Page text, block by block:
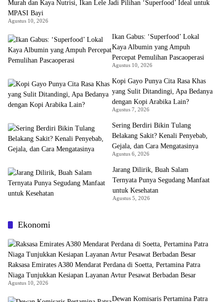
Murah dan Kaya Nutrisi, Ikan Lele Jadi Pilihan ‘Superfood’ Ideal untuk
MPASI Bayi
Agustus 10, 2026
Ikan Gabus: ‘Superfood’ Lokal
Kaya Albumin yang Ampuh
Percepat Pemulihan Pascaoperasi
Agustus 10, 2026
Kopi Gayo Punya Cita Rasa Khas
yang Sulit Ditandingi, Apa Bedanya
dengan Kopi Arabika Lain?
Agustus 7, 2026
Sering Berdiri Bikin Tulang
Belakang Sakit? Kenali Penyebab,
Gejala, dan Cara Mengatasinya
Agustus 6, 2026
Jarang Dilirik, Buah Salam
Ternyata Punya Segudang Manfaat
untuk Kesehatan
Agustus 5, 2026
Ekonomi
Raksasa Emirates A380 Mendarat Perdana di Soetta, Pertamina Patra
Niaga Tunjukkan Kesiapan Layanan Avtur Pesawat Berbadan Besar
Agustus 10, 2026
Dewan Komisaris Pertamina Patra